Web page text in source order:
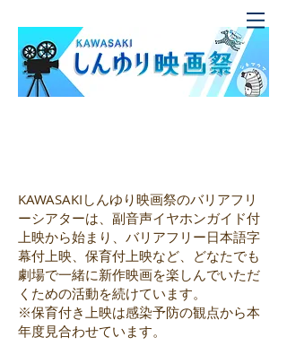
KAWASAKIしんゆり映画祭のバリアフリ
ーシアターは、副音声イヤホンガイド付
上映から始まり、バリアフリー日本語字
幕付上映、保育付上映など、どなたでも
劇場で一緒に新作映画を楽しんでいただ
くための活動を続けています。
​※保育付き上映は感染予防の観点から本
年度見合わせています。